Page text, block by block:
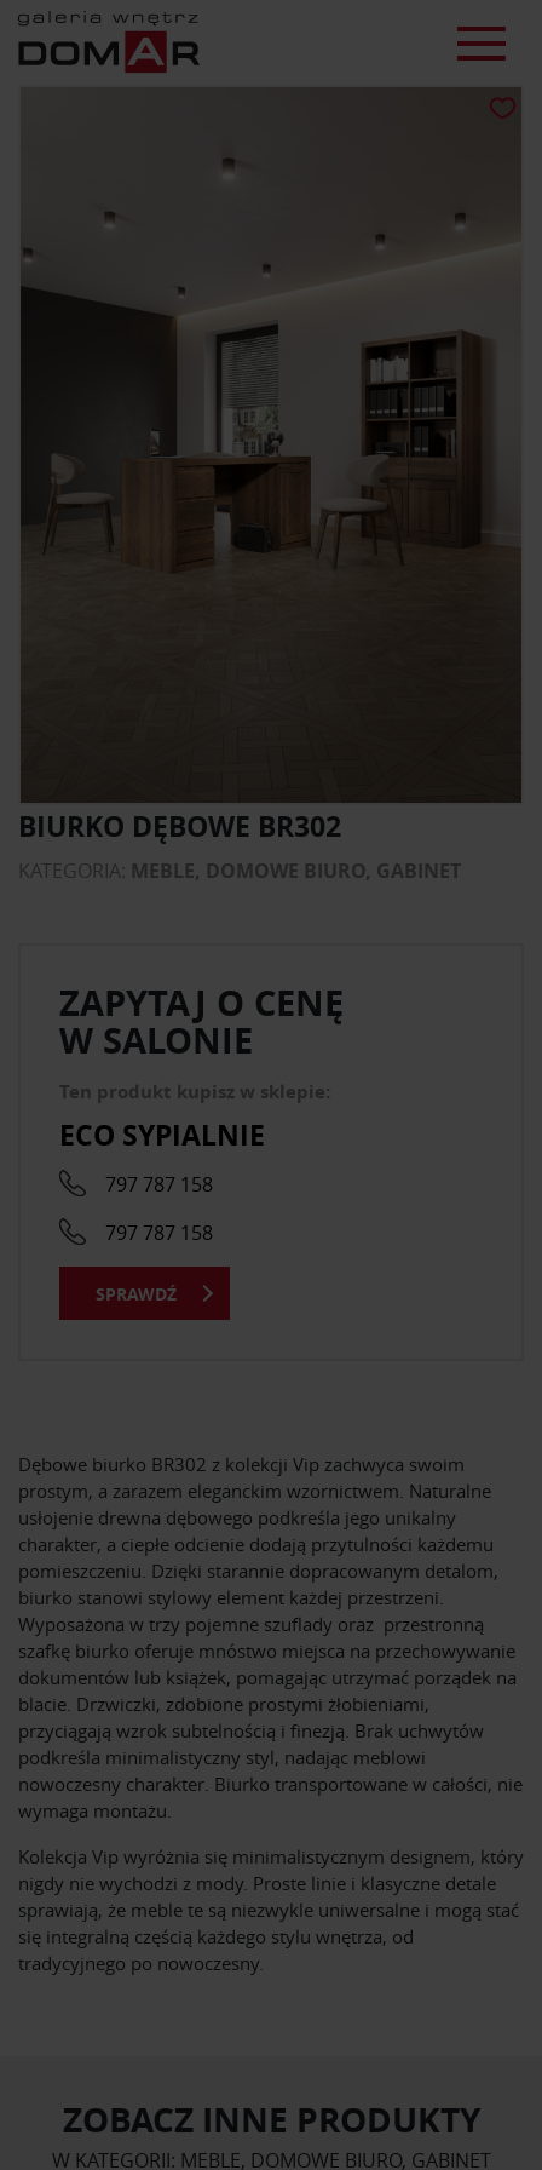
BIURKO DĘBOWE BR302
KATEGORIA: MEBLE, DOMOWE BIURO, GABINET
Dębowe biurko BR302 z kolekcji Vip zachwyca swoim
prostym, a zarazem eleganckim wzornictwem. Naturalne
usłojenie drewna dębowego podkreśla jego unikalny
charakter, a ciepłe odcienie dodają przytulności każdemu
pomieszczeniu. Dzięki starannie dopracowanym detalom,
biurko stanowi stylowy element każdej przestrzeni.
Wyposażona w trzy pojemne szuflady oraz przestronną
szafkę biurko oferuje mnóstwo miejsca na przechowywanie
dokumentów lub książek, pomagając utrzymać porządek na
blacie. Drzwiczki, zdobione prostymi żłobieniami,
przyciągają wzrok subtelnością i finezją. Brak uchwytów
podkreśla minimalistyczny styl, nadając meblowi
nowoczesny charakter. Biurko transportowane w całości, nie
wymaga montażu.
Kolekcja Vip wyróżnia się minimalistycznym designem, który
nigdy nie wychodzi z mody. Proste linie i klasyczne detale
sprawiają, że meble te są niezwykle uniwersalne i mogą stać
się integralną częścią każdego stylu wnętrza, od
tradycyjnego po nowoczesny.
ZAPYTAJ O CENĘ
W SALONIE
Ten produkt kupisz w sklepie:
ECO SYPIALNIE
797 787 158
797 787 158
SPRAWDŹ
ZOBACZ INNE PRODUKTY
W KATEGORII: MEBLE, DOMOWE BIURO, GABINET